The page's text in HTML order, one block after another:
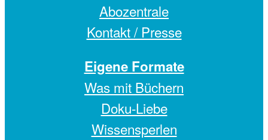
Abozentrale
Kontakt / Presse
Eigene Formate
Was mit Büchern
Doku-Liebe
Wissensperlen